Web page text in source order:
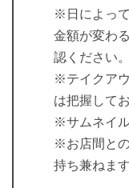
※日によっ
金額が変わ
認ください。
※テイクア
は把握して
※サムネイ
※お店間と
持ち兼ねます